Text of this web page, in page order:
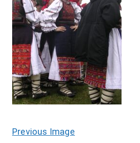
Previous Image